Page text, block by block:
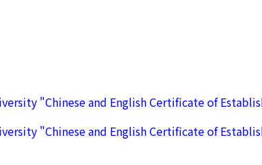
"Chinese and English Certificate of
"Chinese and English Certificate of